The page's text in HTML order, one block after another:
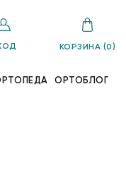
КОРЗИНА (0)
ОРТОБЛОГ